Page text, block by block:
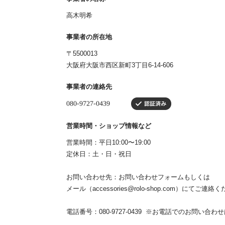
高木明希
事業者の所在地
〒5500013
大阪府大阪市西区新町3丁目6-14-606
事業者の連絡先
営業時間・ショップ情報など
営業時間：平日10:00〜19:00
定休日：土・日・祝日
お問い合わせ先：お問い合わせフォームもしくは
メール（accessories@rolo-shop.com ）にてご連絡く
電話番号：080-9727-0439 ※お電話でのお問い合わ